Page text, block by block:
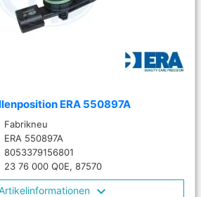
ERA 550897A
Fabrikneu
ERA 550897A
8053379156801
23 76 000 Q0E, 87570